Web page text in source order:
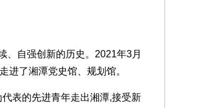
、自强创新的历史。2021年3月
进了湘潭党史馆、规划馆。
表的先进青年走出湘潭,接受新